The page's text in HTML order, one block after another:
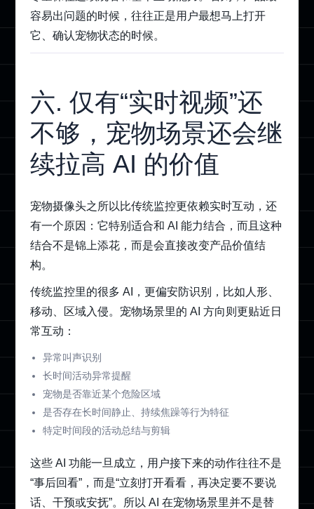
容易出问题的时候，往往正是用户最想马上打开
它、确认宠物状态的时候。
六. 仅有“实时视频”还
不够，宠物场景还会继
续拉高 AI 的价值
宠物摄像头之所以比传统监控更依赖实时互动，还
有一个原因：它特别适合和 AI 能力结合，而且这种
结合不是锦上添花，而是会直接改变产品价值结
构。
传统监控里的很多 AI，更偏安防识别，比如人形、
移动、区域入侵。宠物场景里的 AI 方向则更贴近日
常互动：
异常叫声识别
长时间活动异常提醒
宠物是否靠近某个危险区域
是否存在长时间静止、持续焦躁等行为特征
特定时间段的活动总结与剪辑
这些 AI 功能一旦成立，用户接下来的动作往往不是
“事后回看”，而是“立刻打开看看，再决定要不要说
话、干预或安抚”。所以 AI 在宠物场景里并不是替